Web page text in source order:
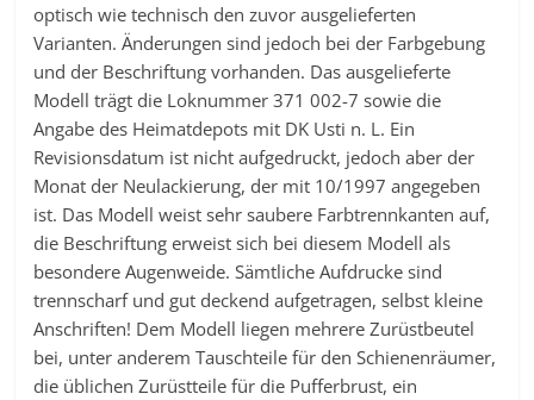
optisch wie technisch den zuvor ausgelieferten
Varianten. Änderungen sind jedoch bei der Farbgebung
und der Beschriftung vorhanden. Das ausgelieferte
Modell trägt die Loknummer 371 002-7 sowie die
Angabe des Heimatdepots mit DK Usti n. L. Ein
Revisionsdatum ist nicht aufgedruckt, jedoch aber der
Monat der Neulackierung, der mit 10/1997 angegeben
ist. Das Modell weist sehr saubere Farbtrennkanten auf,
die Beschriftung erweist sich bei diesem Modell als
besondere Augenweide. Sämtliche Aufdrucke sind
trennscharf und gut deckend aufgetragen, selbst kleine
Anschriften! Dem Modell liegen mehrere Zurüstbeutel
bei, unter anderem Tauschteile für den Schienenräumer,
die üblichen Zurüstteile für die Pufferbrust, ein